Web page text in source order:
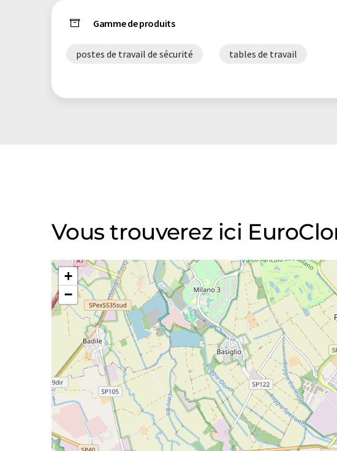
Gamme de produits
postes de travail de sécurité tables de travail
Vous trouverez ici
+
−